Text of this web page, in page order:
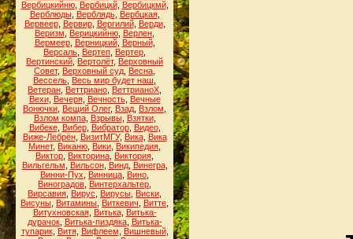
Вербицкийню, Вербицкй, Вербицкмй,
Верблюды, Верблядь, Вербцкая,
Вервеер, Вервир, Вергилий, Верди,
Веризм
Верицкийню Верлен
Вермеер, Верницкий, Верный,
Версаль Вертеп Вертер
Вертинский Вертолёт, Верховный
Совет, Верховный суд Весна
Вессель Весь мир будет наш
Ветеран Веттриано ВеттрианоХ
Вехи, Вечеря, Вечность, Вечные
Вонючки Вещий Олег, Взад Взлом
Взлом компа, Взрывы, Взятки,
Вибеке, Вибер, Вибратор, Видео,
Виже-Лебрён, ВизитМГУ, Вика, Вика
Минет, Виканю Вики Википедия
Виктор Викторина Виктория
Вильгельм
Вильсон, Винд, Винегра,
Винни-Пух
Винница Вино
Виноградов Винтерхальтер
Вирсавия Вирус Вирусы Виски
Висуны Витамины Виткевич Витте
Витухновская, Витька, Витька-
дурачок, Витька-пиздяка, Витька-
тупарик, Витя, Вифлеем Вишневый,